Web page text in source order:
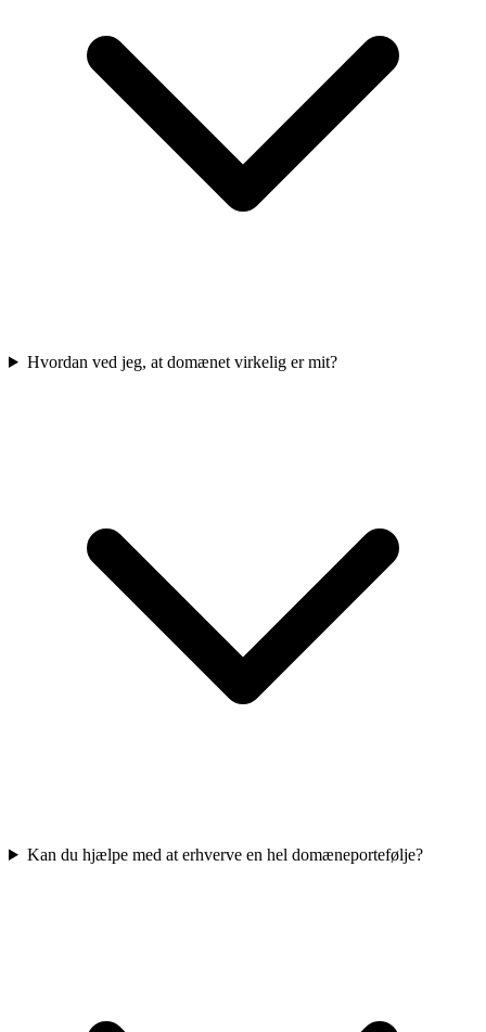
Hvordan ved jeg, at domænet virkelig er mit?
Kan du hjælpe med at erhverve en hel domæneportefølje?